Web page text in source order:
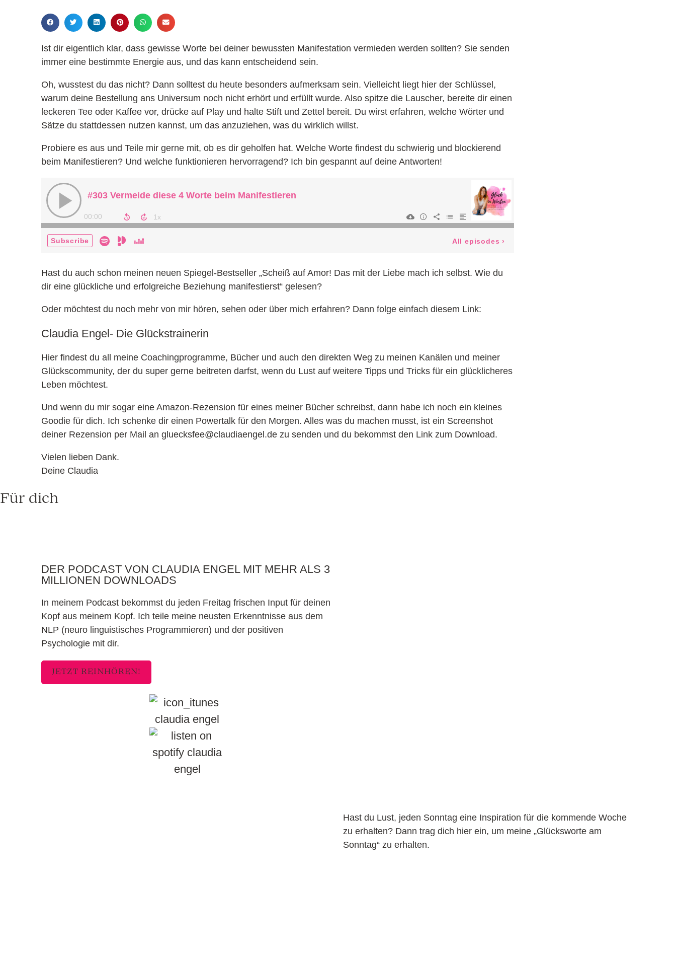
Ist dir eigentlich klar, dass gewisse Worte bei deiner bewussten Manifestation vermieden werden sollten? Sie senden
immer eine bestimmte Energie aus, und das kann entscheidend sein.
Oh, wusstest du das nicht? Dann solltest du heute besonders aufmerksam sein. Vielleicht liegt hier der Schlüssel,
warum deine Bestellung ans Universum noch nicht erhört und erfüllt wurde. Also spitze die Lauscher, bereite dir einen
leckeren Tee oder Kaffee vor, drücke auf Play und halte Stift und Zettel bereit. Du wirst erfahren, welche Wörter und
Sätze du stattdessen nutzen kannst, um das anzuziehen, was du wirklich willst.
Probiere es aus und Teile mir gerne mit, ob es dir geholfen hat. Welche Worte findest du schwierig und blockierend
beim Manifestieren? Und welche funktionieren hervorragend? Ich bin gespannt auf deine Antworten!
Hast du auch schon meinen neuen Spiegel-Bestseller „Scheiß auf Amor! Das mit der Liebe mach ich selbst. Wie du
dir eine glückliche und erfolgreiche Beziehung manifestierst“ gelesen?
Oder möchtest du noch mehr von mir hören, sehen oder über mich erfahren? Dann folge einfach diesem Link:
Claudia Engel- Die Glückstrainerin
Hier findest du all meine Coachingprogramme, Bücher und auch den direkten Weg zu meinen Kanälen und meiner
Glückscommunity, der du super gerne beitreten darfst, wenn du Lust auf weitere Tipps und Tricks für ein glücklicheres
Leben möchtest.
Und wenn du mir sogar eine Amazon-Rezension für eines meiner Bücher schreibst, dann habe ich noch ein kleines
Goodie für dich. Ich schenke dir einen Powertalk für den Morgen. Alles was du machen musst, ist ein Screenshot
deiner Rezension per Mail an gluecksfee@claudiaengel.de zu senden und du bekommst den Link zum Download.
Vielen lieben Dank.
Deine Claudia
Für dich
DER PODCAST VON CLAUDIA ENGEL MIT MEHR ALS 3
MILLIONEN DOWNLOADS
In meinem Podcast bekommst du jeden Freitag frischen Input für deinen
Kopf aus meinem Kopf. Ich teile meine neusten Erkenntnisse aus dem
NLP (neuro linguistisches Programmieren) und der positiven
Psychologie mit dir.
JETZT REINHÖREN!
Hast du Lust, jeden Sonntag eine Inspiration für die kommende Woche
zu erhalten? Dann trag dich hier ein, um meine „Glücksworte am
Sonntag“ zu erhalten.